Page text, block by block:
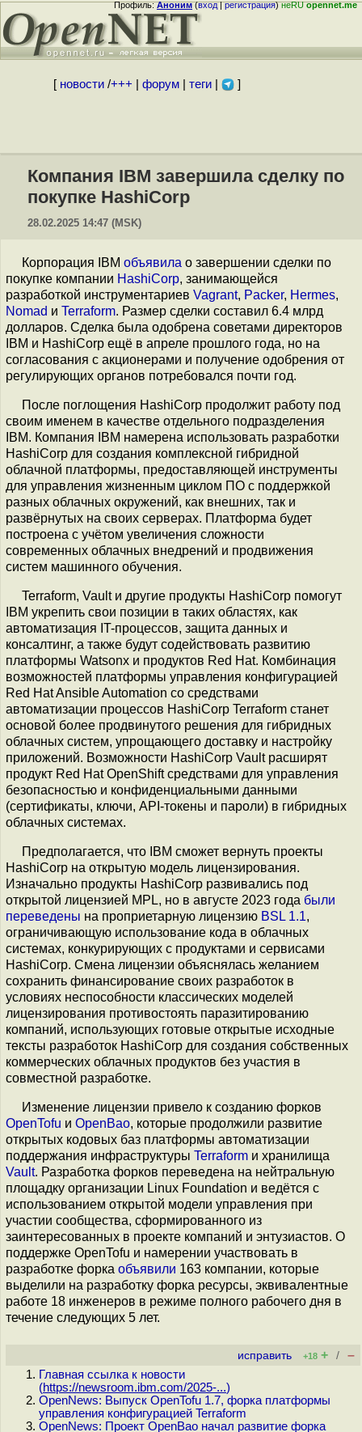
Профиль:Аноним(вход|регистрация)неRUopennet.me
[ новости/+++ форум| теги| ]
Компания IBM завершила сделку по
покупке HashiCorp
28.02.2025 14:47 (MSK)
Корпорация IBM объявила о завершении сделки по
покупке компании HashiCorp, занимающейся
разработкой инструментариев Vagrant, Packer, Hermes,
Nomad и Terraform. Размер сделки составил 6.4 млрд
долларов. Сделка была одобрена советами директоров
IBM и HashiCorp ещё в апреле прошлого года, но на
согласования с акционерами и получение одобрения от
регулирующих органов потребовался почти год.
После поглощения HashiCorp продолжит работу под
своим именем в качестве отдельного подразделения
IBM. Компания IBM намерена использовать разработки
HashiCorp для создания комплексной гибридной
облачной платформы, предоставляющей инструменты
для управления жизненным циклом ПО с поддержкой
разных облачных окружений, как внешних, так и
развёрнутых на своих серверах. Платформа будет
построена с учётом увеличения сложности
современных облачных внедрений и продвижения
систем машинного обучения.
Terraform, Vault и другие продукты HashiCorp помогут
IBM укрепить свои позиции в таких областях, как
автоматизация IT-процессов, защита данных и
консалтинг, а также будут содействовать развитию
платформы Watsonx и продуктов Red Hat. Комбинация
возможностей платформы управления конфигурацией
Red Hat Ansible Automation со средствами
автоматизации процессов HashiCorp Terraform станет
основой более продвинутого решения для гибридных
облачных систем, упрощающего доставку и настройку
приложений. Возможности HashiCorp Vault расширят
продукт Red Hat OpenShift средствами для управления
безопасностью и конфиденциальными данными
(сертификаты, ключи, API-токены и пароли) в гибридных
облачных системах.
Предполагается, что IBM сможет вернуть проекты
HashiCorp на открытую модель лицензирования.
Изначально продукты HashiCorp развивались под
открытой лицензией MPL, но в августе 2023 года были
переведены на проприетарную лицензию BSL 1.1,
ограничивающую использование кода в облачных
системах, конкурирующих с продуктами и сервисами
HashiCorp. Смена лицензии объяснялась желанием
сохранить финансирование своих разработок в
условиях неспособности классических моделей
лицензирования противостоять паразитированию
компаний, использующих готовые открытые исходные
тексты разработок HashiCorp для создания собственных
коммерческих облачных продуктов без участия в
совместной разработке.
Изменение лицензии привело к созданию форков
OpenTofu и OpenBao, которые продолжили развитие
открытых кодовых баз платформы автоматизации
поддержания инфраструктуры Terraform и хранилища
Vault. Разработка форков переведена на нейтральную
площадку организации Linux Foundation и ведётся с
использованием открытой модели управления при
участии сообщества, сформированного из
заинтересованных в проекте компаний и энтузиастов. О
поддержке OpenTofu и намерении участвовать в
разработке форка объявили 163 компании, которые
выделили на разработку форка ресурсы, эквивалентные
работе 18 инженеров в режиме полного рабочего дня в
течение следующих 5 лет.
исправить +18 + / –
Главная ссылка к новости
(https://newsroom.ibm.com/2025-...)
OpenNews: Выпуск OpenTofu 1.7, форка платформы
управления конфигурацией Terraform
OpenNews: Проект OpenBao начал развитие форка